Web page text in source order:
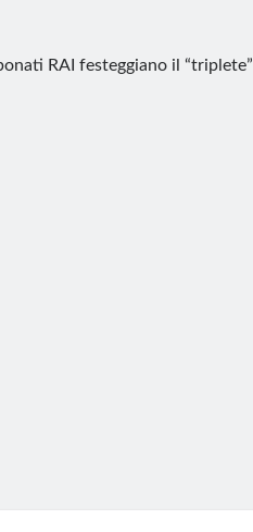
RAI festeggiano il “triplete”